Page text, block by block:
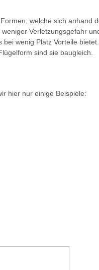
welche sich
Verletzungsgefahr
wenig Platz Vorteile
sind sie baugleich.
hier nur einige Beispiele: